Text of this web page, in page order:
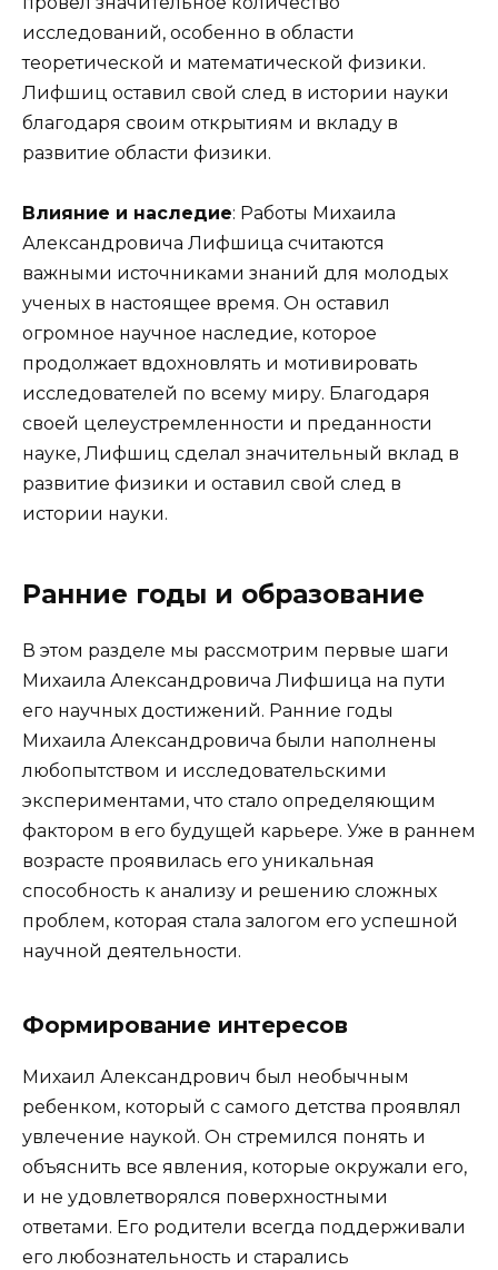
исследований, особенно в области
теоретической и математической физики.
Лифшиц оставил свой след в истории науки
благодаря своим открытиям и вкладу в
развитие области физики.
Влияние и наследие: Работы Михаила
Александровича Лифшица считаются
важными источниками знаний для молодых
ученых в настоящее время. Он оставил
огромное научное наследие, которое
продолжает вдохновлять и мотивировать
исследователей по всему миру. Благодаря
своей целеустремленности и преданности
науке, Лифшиц сделал значительный вклад в
развитие физики и оставил свой след в
истории науки.
Ранние годы и образование
В этом разделе мы рассмотрим первые шаги
Михаила Александровича Лифшица на пути
его научных достижений. Ранние годы
Михаила Александровича были наполнены
любопытством и исследовательскими
экспериментами, что стало определяющим
фактором в его будущей карьере. Уже в раннем
возрасте проявилась его уникальная
способность к анализу и решению сложных
проблем, которая стала залогом его успешной
научной деятельности.
Формирование интересов
Михаил Александрович был необычным
ребенком, который с самого детства проявлял
увлечение наукой. Он стремился понять и
объяснить все явления, которые окружали его,
и не удовлетворялся поверхностными
ответами. Его родители всегда поддерживали
его любознательность и старались